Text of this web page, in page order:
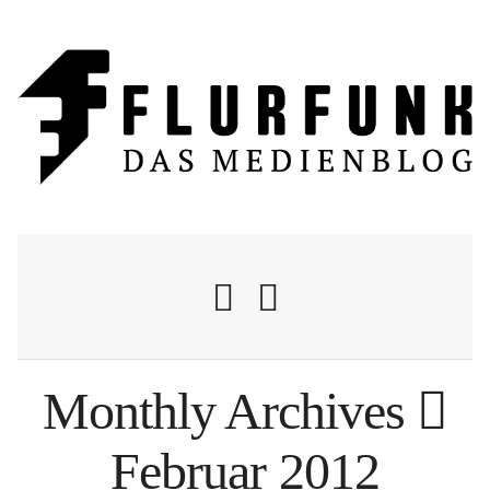
Nachrichten
Flurschelte
Monthly Archives
Februar 2012